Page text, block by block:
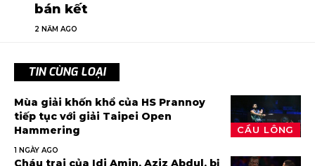
bán kết
2 NĂM AGO
TIN CÙNG LOẠI
CẦU LÔNG
Mùa giải khốn khổ của HS Prannoy
tiếp tục với giải Taipei Open
Hammering
1 NGÀY AGO
Cháu trai của Idi Amin, Aziz Abdul, bị